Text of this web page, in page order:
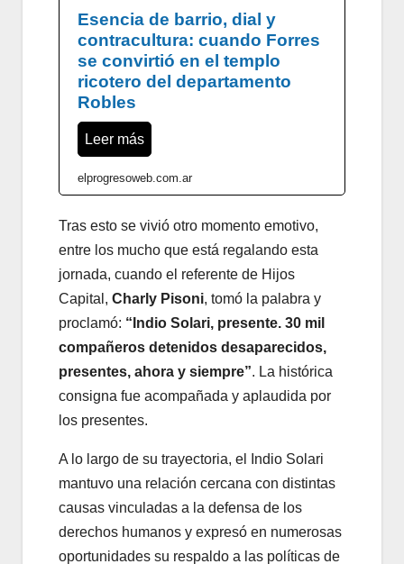
Esencia de barrio, dial y
contracultura: cuando Forres
se convirtió en el templo
ricotero del departamento
Robles
Leer más
elprogresoweb.com.ar
Tras esto se vivió otro momento emotivo,
entre los mucho que está regalando esta
jornada, cuando el referente de Hijos
Capital, Charly Pisoni, tomó la palabra y
proclamó: “Indio Solari, presente. 30 mil
compañeros detenidos desaparecidos,
presentes, ahora y siempre”. La histórica
consigna fue acompañada y aplaudida por
los presentes.
A lo largo de su trayectoria, el Indio Solari
mantuvo una relación cercana con distintas
causas vinculadas a la defensa de los
derechos humanos y expresó en numerosas
oportunidades su respaldo a las políticas de